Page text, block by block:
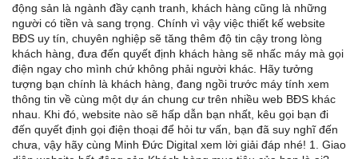
động sản là ngành đầy cạnh tranh, khách hàng cũng là những
người có tiền và sang trọng. Chính vì vậy việc thiết kế website
BĐS uy tín, chuyên nghiệp sẽ tăng thêm độ tin cậy trong lòng
khách hàng, đưa đến quyết định khách hàng sẽ nhấc máy mà gọi
điện ngay cho mình chứ không phải người khác. Hãy tưởng
tượng bạn chính là khách hàng, đang ngồi trước máy tính xem
thông tin về cùng một dự án chung cư trên nhiều web BĐS khác
nhau. Khi đó, website nào sẽ hấp dẫn bạn nhất, kêu gọi bạn đi
đến quyết định gọi điện thoại để hỏi tư vấn, bạn đã suy nghĩ đến
chưa, vậy hãy cùng Minh Đức Digital xem lời giải đáp nhé! 1. Giao